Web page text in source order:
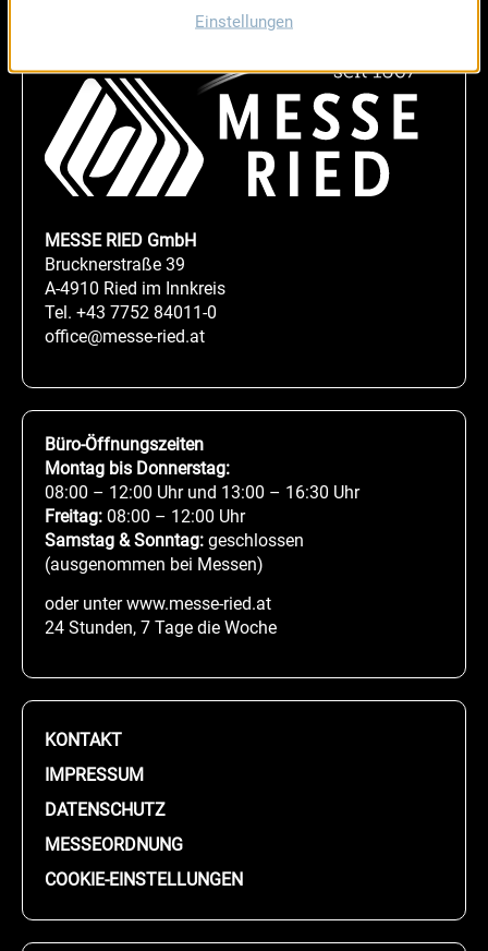
MESSE RIED GmbH
Brucknerstraße 39
A-4910 Ried im Innkreis
Tel. +43 7752 84011-0
office@messe-ried.at
Büro-Öffnungszeiten
Montag bis Donnerstag:
08:00 – 12:00 Uhr und 13:00 – 16:30 Uhr
Freitag: 08:00 – 12:00 Uhr
Samstag & Sonntag: geschlossen
(ausgenommen bei Messen)
oder unter www.messe-ried.at
24 Stunden, 7 Tage die Woche
KONTAKT
IMPRESSUM
DATENSCHUTZ
MESSEORDNUNG
COOKIE-EINSTELLUNGEN
Einstellungen